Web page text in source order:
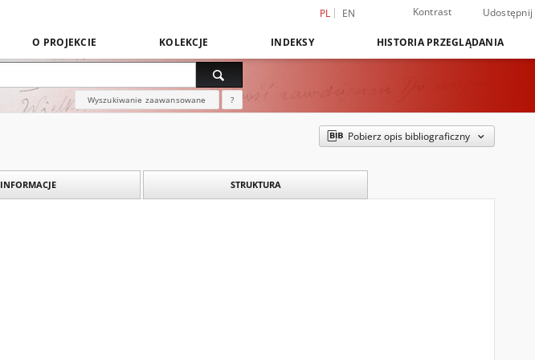
PL EN Kontrast Udostępnij
O PROJEKCIE KOLEKCJE INDEKSY HISTORIA PRZEGLĄDANIA
Wyszukiwanie zaawansowane ?
Pobierz opis bibliograficzny
INFORMACJE STRUKTURA